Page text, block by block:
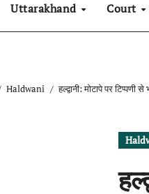
Uttarakhand Court
Haldwani हल्द्वानी: मोटापे पर